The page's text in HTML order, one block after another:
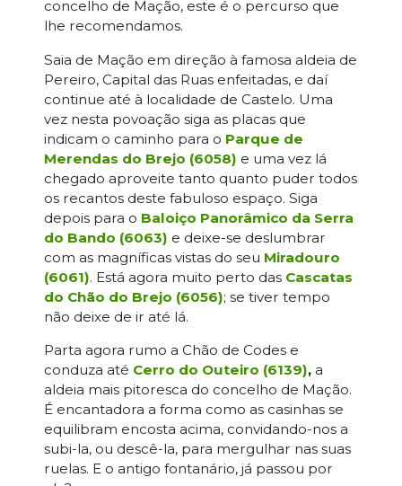
concelho de Mação, este é o percurso que
lhe recomendamos.
Saia de Mação em direção à famosa aldeia de
Pereiro, Capital das Ruas enfeitadas, e daí
continue até à localidade de Castelo. Uma
vez nesta povoação siga as placas que
indicam o caminho para o Parque de
Merendas do Brejo (6058) e uma vez lá
chegado aproveite tanto quanto puder todos
os recantos deste fabuloso espaço. Siga
depois para o Baloiço Panorâmico da Serra
do Bando (6063) e deixe-se deslumbrar
com as magníficas vistas do seu Miradouro
(6061). Está agora muito perto das Cascatas
do Chão do Brejo (6056); se tiver tempo
não deixe de ir até lá.
Parta agora rumo a Chão de Codes e
conduza até Cerro do Outeiro (6139),a
aldeia mais pitoresca do concelho de Mação.
É encantadora a forma como as casinhas se
equilibram encosta acima, convidando-nos a
subi-la, ou descê-la, para mergulhar nas suas
ruelas. E o antigo fontanário, já passou por